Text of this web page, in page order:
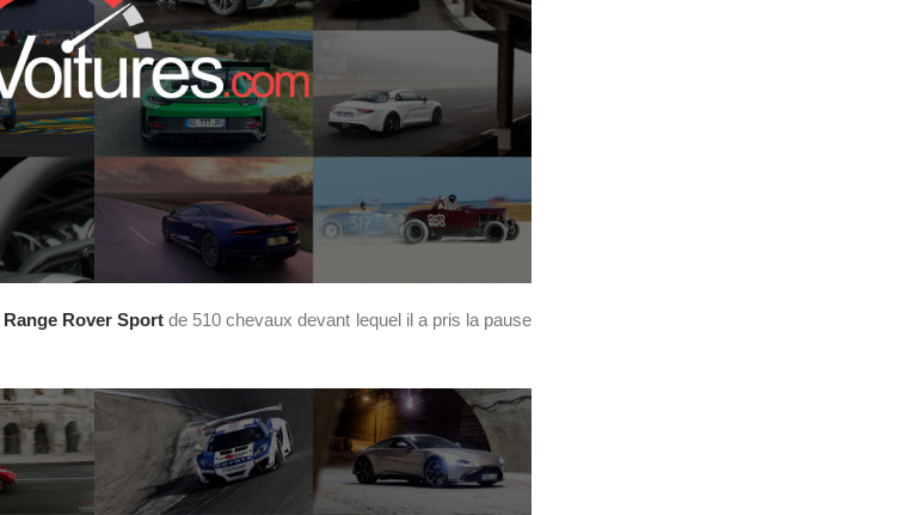
Range Rover Sport de 510 chevaux devant lequel il a pris la pause